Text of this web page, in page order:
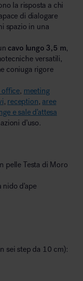
la risposta a chi
di dialogare
spazio in una
cavo lungo 3,5 m,
versatili,
coniuga rigore
office, meeting
, reception, aree
e sale d’attesa
d’uso.
pelle Testa di Moro
d’ape
sei step da 10 cm):